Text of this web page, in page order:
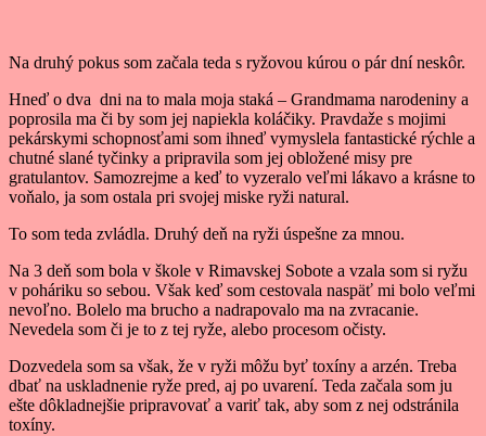
Na druhý pokus som začala teda s ryžovou kúrou o pár dní neskôr.
Hneď o dva dni na to mala moja staká – Grandmama narodeniny a
poprosila ma či by som jej napiekla koláčiky. Pravdaže s mojimi
pekárskymi schopnosťami som ihneď vymyslela fantastické rýchle a
chutné slané tyčinky a pripravila som jej obložené misy pre
gratulantov. Samozrejme a keď to vyzeralo veľmi lákavo a krásne to
voňalo, ja som ostala pri svojej miske ryži natural.
To som teda zvládla. Druhý deň na ryži úspešne za mnou.
Na 3 deň som bola v škole v Rimavskej Sobote a vzala som si ryžu
v poháriku so sebou. Však keď som cestovala naspäť mi bolo veľmi
nevoľno. Bolelo ma brucho a nadrapovalo ma na zvracanie.
Nevedela som či je to z tej ryže, alebo procesom očisty.
Dozvedela som sa však, že v ryži môžu byť toxíny a arzén. Treba
dbať na uskladnenie ryže pred, aj po uvarení. Teda začala som ju
ešte dôkladnejšie pripravovať a variť tak, aby som z nej odstránila
toxíny.